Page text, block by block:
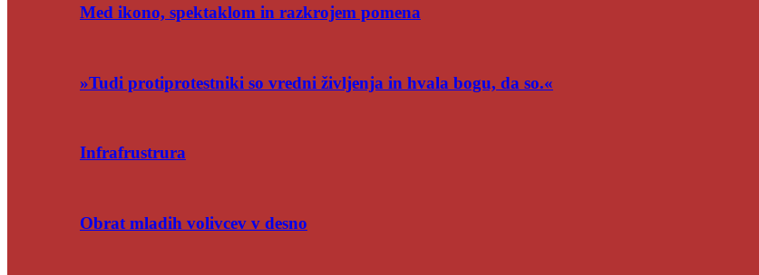
Med ikono, spektaklom in razkrojem pomena
»Tudi protiprotestniki so vredni življenja in hvala bogu, da so.«
Infrafrustrura
Obrat mladih volivcev v desno